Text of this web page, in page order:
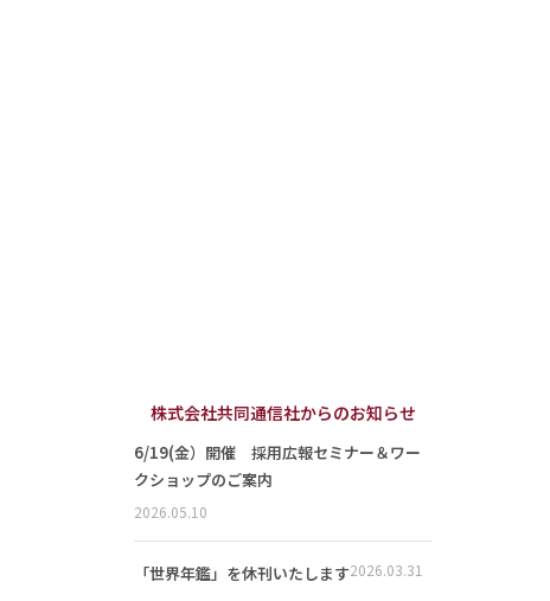
株式会社共同通信社からのお知らせ
6/19(金）開催 採用広報セミナー＆ワー
クショップのご案内
2026.05.10
「世界年鑑」を休刊いたします2026.03.31